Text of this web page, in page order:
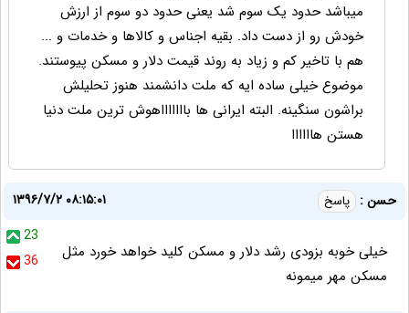
میباشد حدود یک سوم شد یعنی حدود دو سوم از ارزش
خودش رو از دست داد. بقیه اجناس و کالاها و خدمات و ...
هم با تاخیر کم و زیاد به روند قیمت دلار و مسکن پیوستند.
موضوع خیلی ساده ایه که ملت دانشمند هنوز تحلیلش
براشون سنگینه. البته ایرانی ها باااااااهوش ترین ملت دنیا
هستن هاااااا
حسن : پاسخ
۱۳۹۶/۷/۲ ۰۸:۱۵:۰۱
23
36
خیلی خوبه بزودی رشد دلار و مسکن کلید خواهد خورد مثل
مسکن مهر میمونه